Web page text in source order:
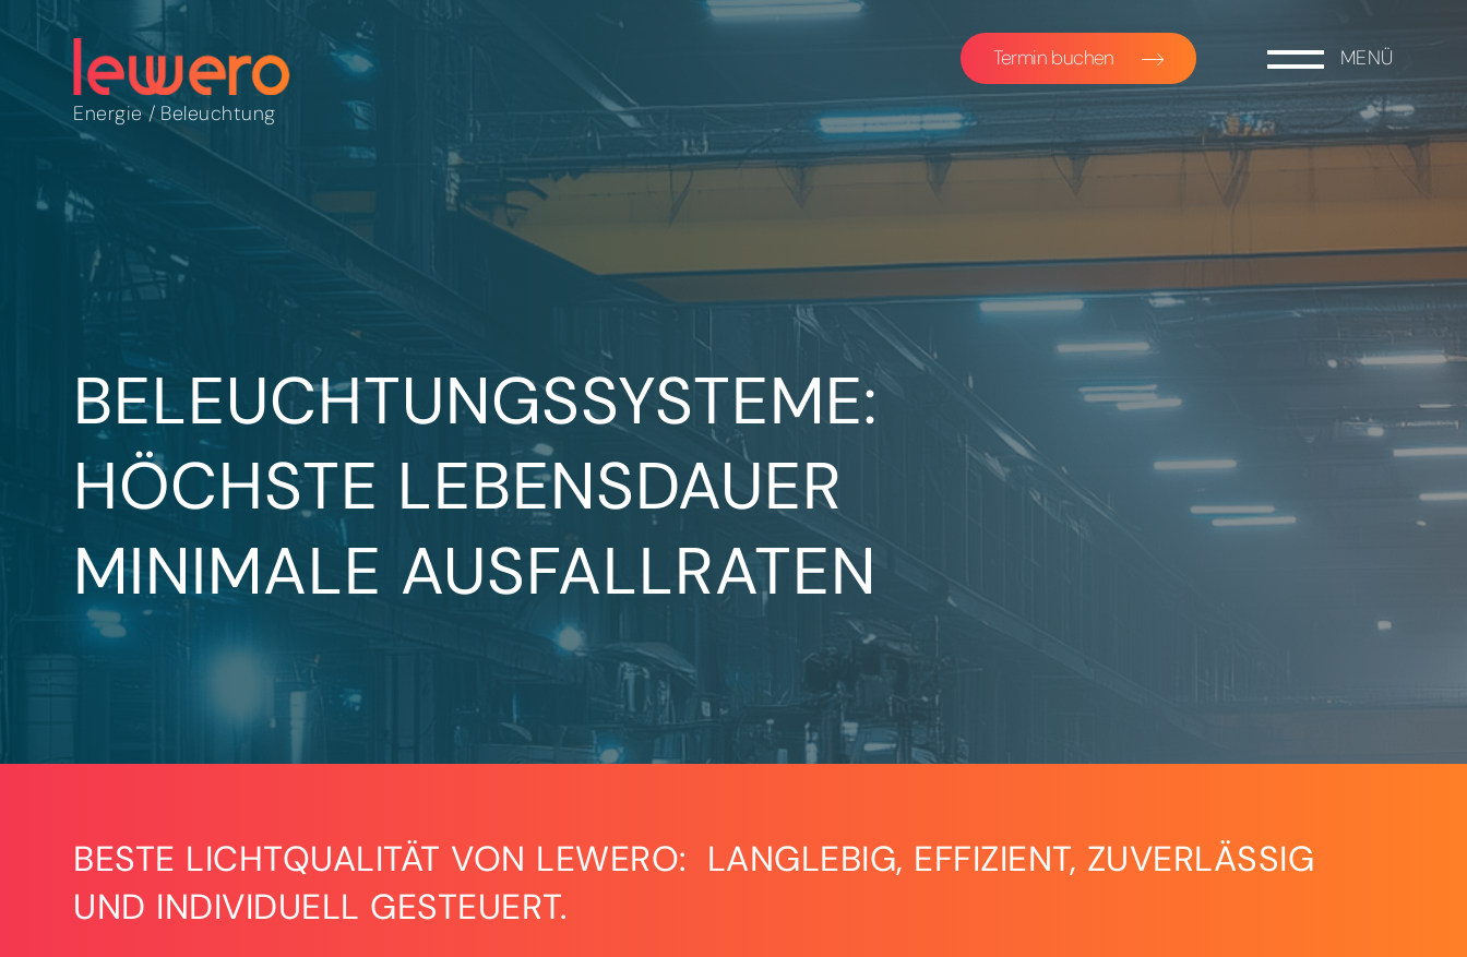
Energie / Beleuchtung
Termin buchen MENÜ
BELEUCHTUNGSSYSTEME:
HÖCHSTE LEBENSDAUER
MINIMALE AUSFALLRATEN
BESTE LICHTQUALITÄT VON LEWERO: LANGLEBIG, EFFIZIENT, ZUVERLÄSSIG
UND INDIVIDUELL GESTEUERT.